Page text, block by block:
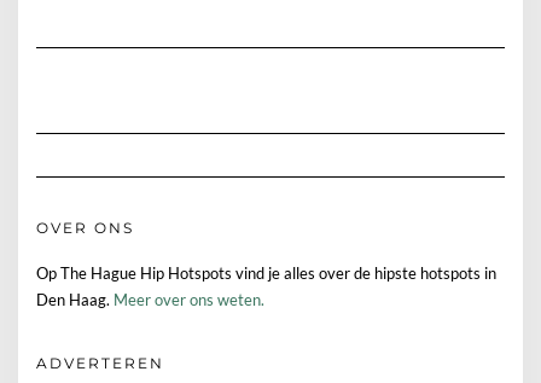
OVER ONS
Op The Hague Hip Hotspots vind je alles over de hipste hotspots in
Den Haag. Meer over ons weten.
ADVERTEREN